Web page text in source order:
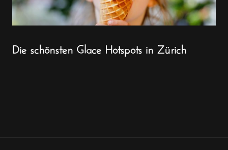
Die schönsten Glace Hotspots in Zürich